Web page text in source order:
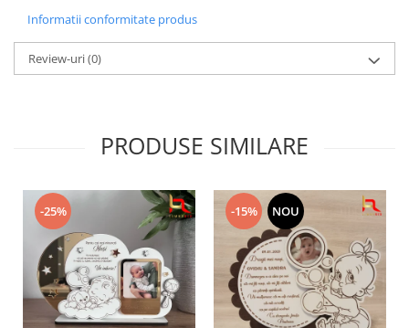
Informatii conformitate produs
Review-uri(0)
PRODUSE SIMILARE
-25% -15% NOU